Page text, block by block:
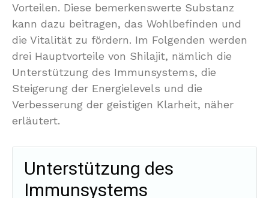
Vorteilen. Diese bemerkenswerte Substanz
kann dazu beitragen, das Wohlbefinden und
die Vitalität zu fördern. Im Folgenden werden
drei Hauptvorteile von Shilajit, nämlich die
Unterstützung des Immunsystems, die
Steigerung der Energielevels und die
Verbesserung der geistigen Klarheit, näher
erläutert.
Unterstützung des
Immunsystems